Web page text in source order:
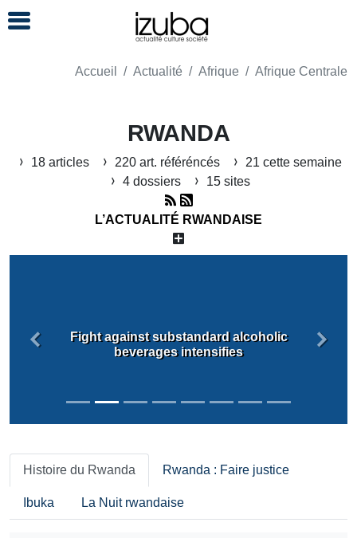
Accueil Actualité Afrique Afrique Centrale
RWANDA
18 articles 220 art. référéncés
21 cette semaine
4 dossiers
15 sites
L’ACTUALITÉ RWANDAISE
Fight against substandard alcoholic
beverages intensifies
Précédent
Histoire du Rwanda Rwanda : Faire justice
Ibuka La Nuit rwandaise